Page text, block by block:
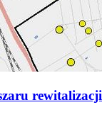
rewitalizacji